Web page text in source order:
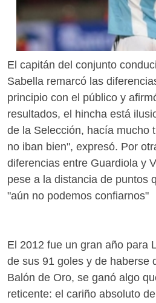
El capitán del conjunto
Sabella remarcó las
principio con el público y
resultados, el hincha está
de la Selección, hacía mucho
no iban bien", expresó. Por
diferencias entre Guardiola y
pese a la distancia de puntos
"aún no podemos confiarnos"
El 2012 fue un gran año para
de sus 91 goles y de haberse
Balón de Oro, se ganó algo
reticente: el cariño absoluto